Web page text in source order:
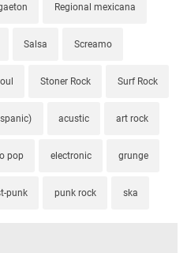
Regional mexicana
Salsa Screamo
Stoner Rock Surf Rock
acustic art rock
pop electronic grunge
punk punk rock ska